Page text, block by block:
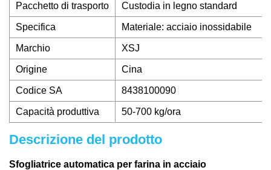
Pacchetto di trasporto Custodia in legno standard
Specifica Materiale: acciaio inossidabile
Marchio XSJ
Origine Cina
Codice SA 8438100090
Capacità produttiva 50-700 kg/ora
Descrizione del prodotto
Sfogliatrice automatica per farina in acciaio